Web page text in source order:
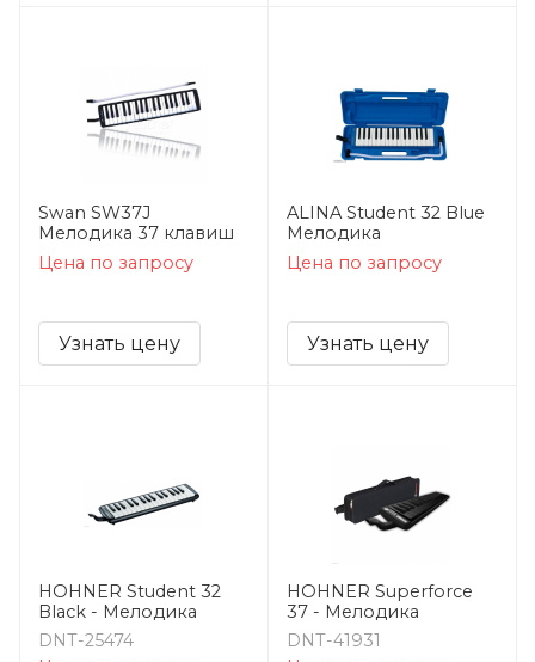
Swan SW37J
Мелодика 37 клавиш
Цена по запросу
Узнать цену
ALINA Student 32 Blue
Мелодика
Цена по запросу
Узнать цену
HOHNER Student 32
Black - Мелодика
DNT-25474
HOHNER Superforce
37 - Мелодика
DNT-41931